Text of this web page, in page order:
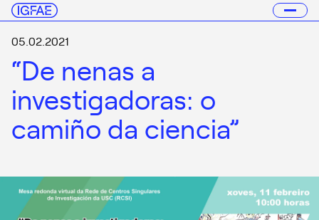
05.02.2021
“De nenas a
investigadoras: o
camiño da ciencia”